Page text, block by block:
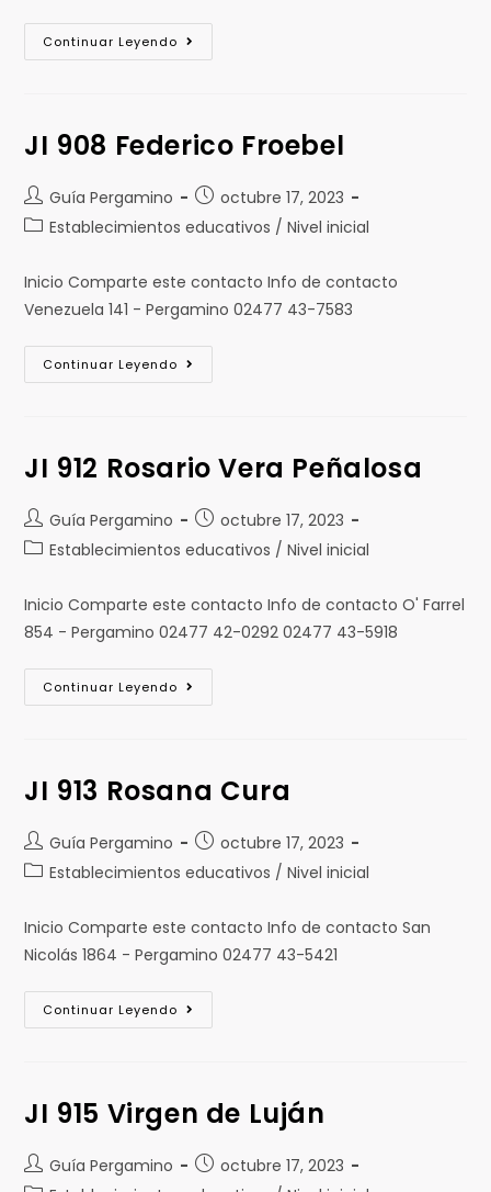
Continuar Leyendo
JI 908 Federico Froebel
Guía Pergamino
octubre 17, 2023
Establecimientos educativos / Nivel inicial
Inicio Comparte este contacto Info de contacto
Venezuela 141 - Pergamino 02477 43-7583
Continuar Leyendo
JI 912 Rosario Vera Peñalosa
Guía Pergamino
octubre 17, 2023
Establecimientos educativos / Nivel inicial
Inicio Comparte este contacto Info de contacto O' Farrel
854 - Pergamino 02477 42-0292 02477 43-5918
Continuar Leyendo
JI 913 Rosana Cura
Guía Pergamino
octubre 17, 2023
Establecimientos educativos / Nivel inicial
Inicio Comparte este contacto Info de contacto San
Nicolás 1864 - Pergamino 02477 43-5421
Continuar Leyendo
JI 915 Virgen de Luján
Guía Pergamino
octubre 17, 2023